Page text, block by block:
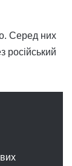
Серед них
російський